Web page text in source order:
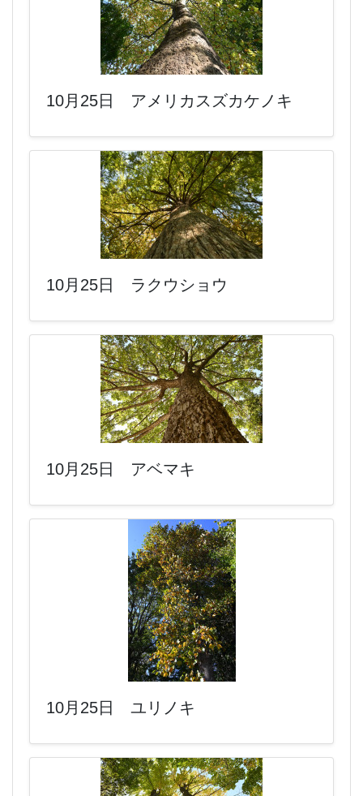
10月25日 アメリカスズカケノキ
10月25日 ラクウショウ
10月25日 アベマキ
10月25日 ユリノキ